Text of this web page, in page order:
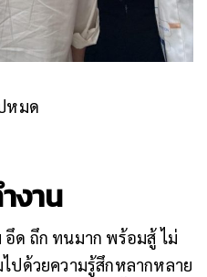
หมด
งาน
ด ถึก ทนมาก พร้อมสู้ ไม่
ปด้วยความรู้สึกหลากหลาย